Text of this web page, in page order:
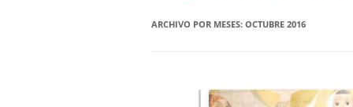
ARCHIVO POR MESES: OCTUBRE 2016